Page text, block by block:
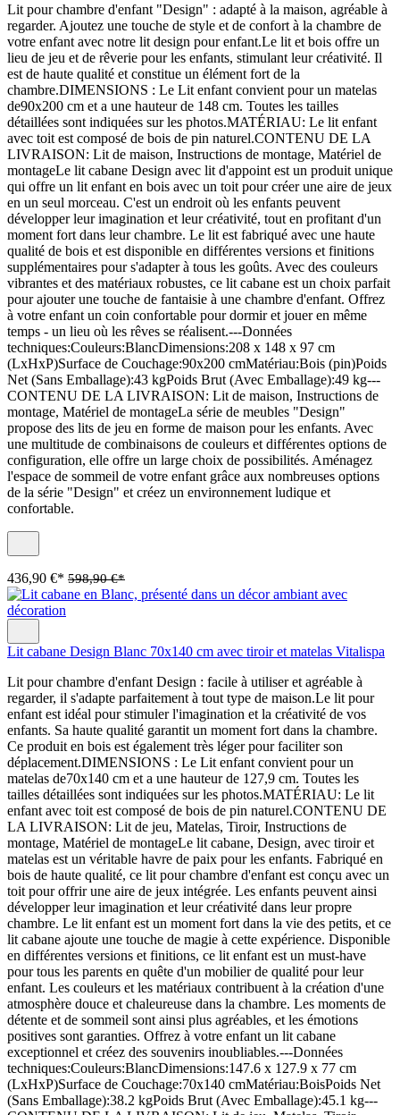
Lit pour chambre d'enfant "Design" : adapté à la maison, agréable à
regarder. Ajoutez une touche de style et de confort à la chambre de
votre enfant avec notre lit design pour enfant.Le lit et bois offre un
lieu de jeu et de rêverie pour les enfants, stimulant leur créativité. Il
est de haute qualité et constitue un élément fort de la
chambre.DIMENSIONS : Le Lit enfant convient pour un matelas
de90x200 cm et a une hauteur de 148 cm. Toutes les tailles
détaillées sont indiquées sur les photos.MATÉRIAU: Le lit enfant
avec toit est composé de bois de pin naturel.CONTENU DE LA
LIVRAISON: Lit de maison, Instructions de montage, Matériel de
montageLe lit cabane Design avec lit d'appoint est un produit unique
qui offre un lit enfant en bois avec un toit pour créer une aire de jeux
en un seul morceau. C'est un endroit où les enfants peuvent
développer leur imagination et leur créativité, tout en profitant d'un
moment fort dans leur chambre. Le lit est fabriqué avec une haute
qualité de bois et est disponible en différentes versions et finitions
supplémentaires pour s'adapter à tous les goûts. Avec des couleurs
vibrantes et des matériaux robustes, ce lit cabane est un choix parfait
pour ajouter une touche de fantaisie à une chambre d'enfant. Offrez
à votre enfant un coin confortable pour dormir et jouer en même
temps - un lieu où les rêves se réalisent.---Données
techniques:Couleurs:BlancDimensions:208 x 148 x 97 cm
(LxHxP)Surface de Couchage:90x200 cmMatériau:Bois (pin)Poids
Net (Sans Emballage):43 kgPoids Brut (Avec Emballage):49 kg---
CONTENU DE LA LIVRAISON: Lit de maison, Instructions de
montage, Matériel de montageLa série de meubles "Design"
propose des lits de jeu en forme de maison pour les enfants. Avec
une multitude de combinaisons de couleurs et différentes options de
configuration, elle offre un large choix de possibilités. Aménagez
l'espace de sommeil de votre enfant grâce aux nombreuses options
de la série "Design" et créez un environnement ludique et
confortable.
436,90 €* 598,90 €*
Lit cabane Design Blanc 70x140 cm avec tiroir et matelas Vitalispa
Lit pour chambre d'enfant Design : facile à utiliser et agréable à
regarder, il s'adapte parfaitement à tout type de maison.Le lit pour
enfant est idéal pour stimuler l'imagination et la créativité de vos
enfants. Sa haute qualité garantit un moment fort dans la chambre.
Ce produit en bois est également très léger pour faciliter son
déplacement.DIMENSIONS : Le Lit enfant convient pour un
matelas de70x140 cm et a une hauteur de 127,9 cm. Toutes les
tailles détaillées sont indiquées sur les photos.MATÉRIAU: Le lit
enfant avec toit est composé de bois de pin naturel.CONTENU DE
LA LIVRAISON: Lit de jeu, Matelas, Tiroir, Instructions de
montage, Matériel de montageLe lit cabane, Design, avec tiroir et
matelas est un véritable havre de paix pour les enfants. Fabriqué en
bois de haute qualité, ce lit pour chambre d'enfant est conçu avec un
toit pour offrir une aire de jeux intégrée. Les enfants peuvent ainsi
développer leur imagination et leur créativité dans leur propre
chambre. Le lit enfant est un moment fort dans la vie des petits, et ce
lit cabane ajoute une touche de magie à cette expérience. Disponible
en différentes versions et finitions, ce lit enfant est un must-have
pour tous les parents en quête d'un mobilier de qualité pour leur
enfant. Les couleurs et les matériaux contribuent à la création d'une
atmosphère douce et chaleureuse dans la chambre. Les moments de
détente et de sommeil sont ainsi plus agréables, et les émotions
positives sont garanties. Offrez à votre enfant un lit cabane
exceptionnel et créez des souvenirs inoubliables.---Données
techniques:Couleurs:BlancDimensions:147.6 x 127.9 x 77 cm
(LxHxP)Surface de Couchage:70x140 cmMatériau:BoisPoids Net
(Sans Emballage):38.2 kgPoids Brut (Avec Emballage):45.1 kg---